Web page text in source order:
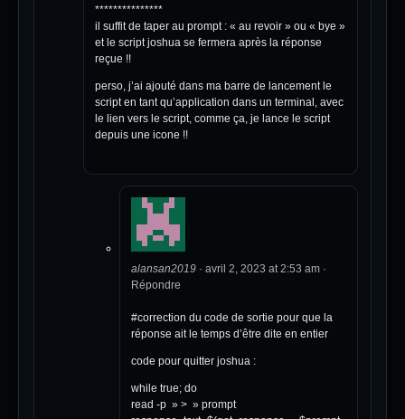
***************
il suffit de taper au prompt : « au revoir » ou « bye »
et le script joshua se fermera après la réponse
reçue !!
perso, j’ai ajouté dans ma barre de lancement le
script en tant qu’application dans un terminal, avec
le lien vers le script, comme ça, je lance le script
depuis une icone !!
alansan2019 · avril 2, 2023 at 2:53 am ·
Répondre
#correction du code de sortie pour que la
réponse ait le temps d’être dite en entier
code pour quitter joshua :
while true; do
read -p » > » prompt